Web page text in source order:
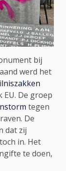
bij
werd het
De groep
tegen
De
dat zij
in. Het
te doen,